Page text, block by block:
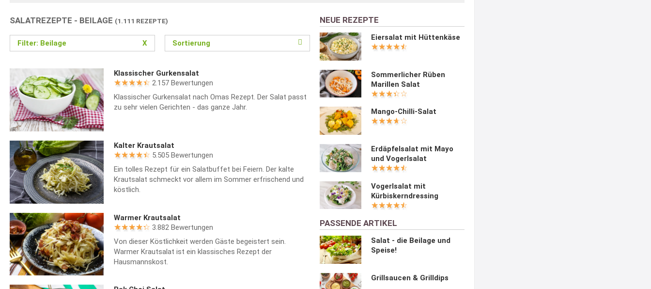
SALATREZEPTE - BEILAGE (1.111 REZEPTE)
Filter: Beilage X Sortierung
Klassischer Gurkensalat
2.157 Bewertungen
Klassischer Gurkensalat nach Omas Rezept. Der Salat passt
zu sehr vielen Gerichten - das ganze Jahr.
Kalter Krautsalat
5.505 Bewertungen
Ein tolles Rezept für ein Salatbuffet bei Feiern. Der kalte
Krautsalat schmeckt vor allem im Sommer erfrischend und
köstlich.
Warmer Krautsalat
3.882 Bewertungen
Von dieser Köstlichkeit werden Gäste begeistert sein.
Warmer Krautsalat ist ein klassisches Rezept der
Hausmannskost.
NEUE REZEPTE
Eiersalat mit Hüttenkäse
Sommerlicher Rüben
Marillen Salat
Mango-Chilli-Salat
Erdäpfelsalat mit Mayo
und Vogerlsalat
Vogerlsalat mit
Kürbiskerndressing
PASSENDE ARTIKEL
Salat - die Beilage und
Speise!
Grillsaucen & Grilldips